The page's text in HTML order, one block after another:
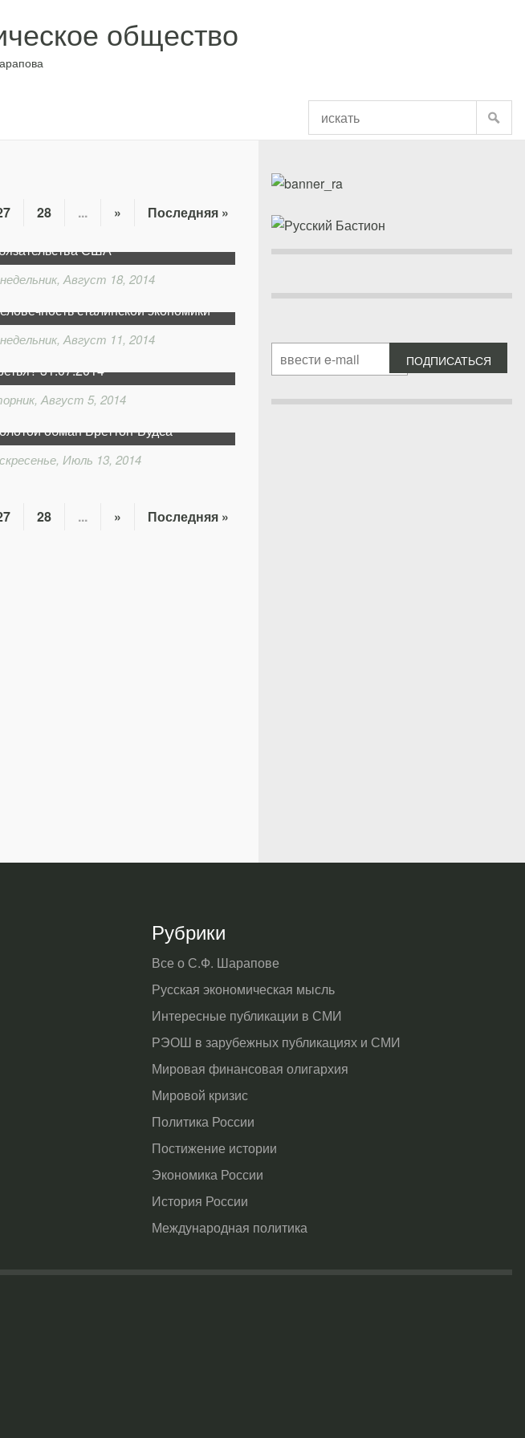
общество
28 ... »
Последняя »
США
Август 18, 2014
сталинской экономики
Август 11, 2014
31.07.2014
Август 5, 2014
обман Бреттон-Вудса
Июль 13, 2014
28 ... » Последняя »
Рубрики
Все о С.Ф. Шарапове
Русская экономическая мысль
Интересные публикации в СМИ
РЭОШ в зарубежных публикациях и СМИ
Мировая финансовая олигархия
Мировой кризис
Политика России
Постижение истории
Экономика России
История России
Международная политика